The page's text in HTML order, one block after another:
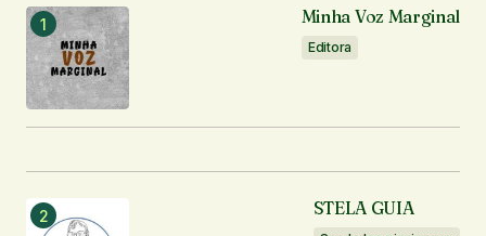
Minha Voz Marginal
Editora
STELA GUIA